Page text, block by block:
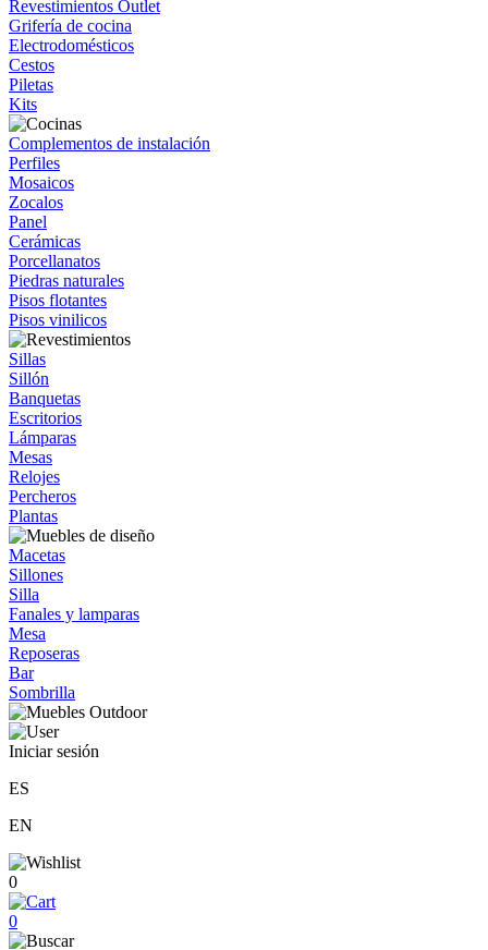
Revestimientos Outlet
Grifería de cocina
Electrodomésticos
Cestos
Piletas
Kits
Complementos de instalación
Perfiles
Mosaicos
Zocalos
Panel
Cerámicas
Porcellanatos
Piedras naturales
Pisos flotantes
Pisos vinilicos
Sillas
Sillón
Banquetas
Escritorios
Lámparas
Mesas
Relojes
Percheros
Plantas
Macetas
Sillones
Silla
Fanales y lamparas
Mesa
Reposeras
Bar
Sombrilla
Iniciar sesión
ES
EN
0
0